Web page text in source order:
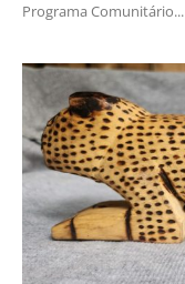
Programa Comunitário...